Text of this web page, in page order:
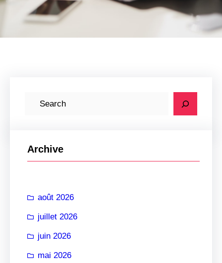
h
e
Archive
août 2026
juillet 2026
juin 2026
mai 2026